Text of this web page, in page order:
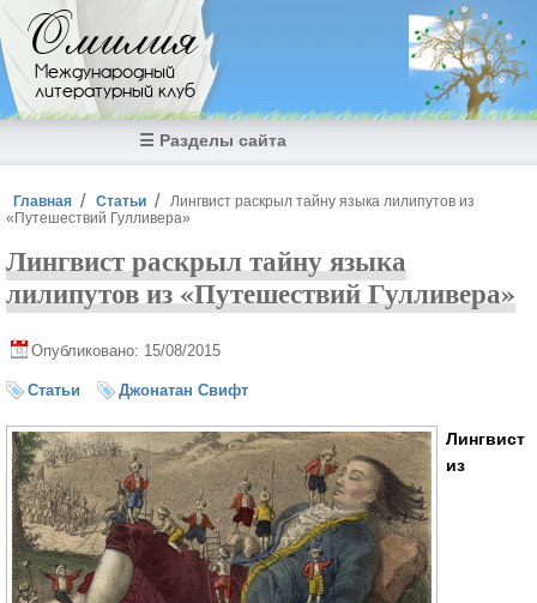
Перейти к основному содержанию
Омилия
Международный
литературный клуб
☰ Разделы сайта
Вы здесь
Главная Статьи
Лингвист раскрыл тайну языка лилипутов из
«Путешествий Гулливера»
Лингвист раскрыл тайну языка
лилипутов из «Путешествий Гулливера»
Опубликовано: 15/08/2015
Статьи Джонатан Свифт
Лингвист
из